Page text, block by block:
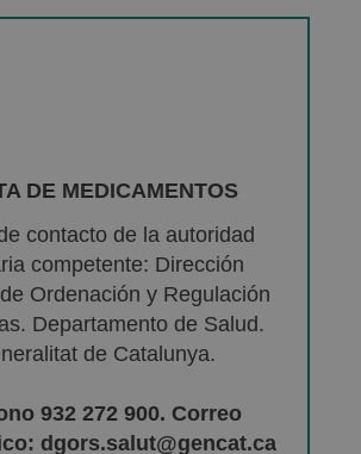
DE MEDICAMENTOS
contacto de la autoridad
competente: Dirección
Ordenación y Regulación
Departamento de Salud.
de Catalunya.
932 272 900. Correo
dgors.salut@gencat.ca